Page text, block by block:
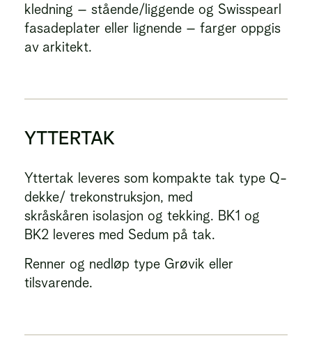
kledning – stående/liggende og Swisspearl
fasadeplater eller lignende – farger oppgis
av arkitekt.
YTTERTAK
Yttertak leveres som kompakte tak type Q-
dekke/ trekonstruksjon, med
skråskåren isolasjon og tekking. BK1 og
BK2 leveres med Sedum på tak.
Renner og nedløp type Grøvik eller
tilsvarende.